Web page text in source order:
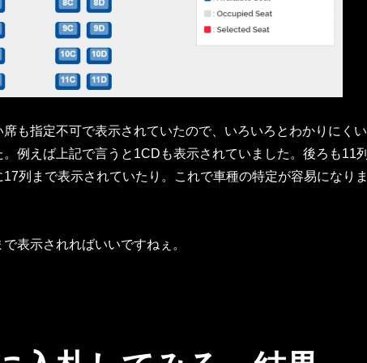
席も指定不可で表示されていたので、いろいろとわかりにくい
例えば上記で言うと1CDも表示されていました。後ろも11列
17列まで表示されていたり。これで車種の特定が容易になりま
表示されればいいですねぇ。